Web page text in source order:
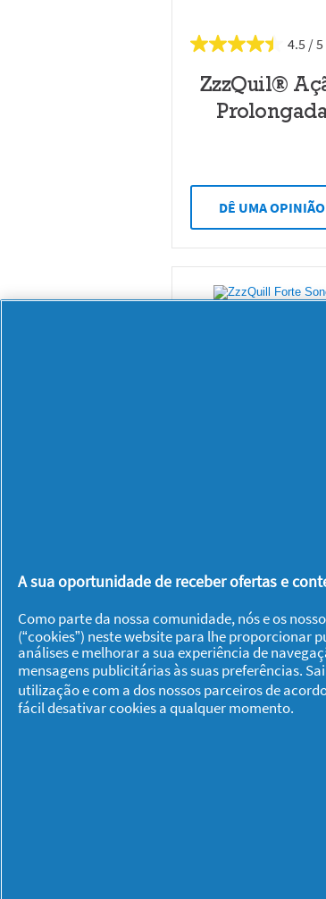
4.5
ZzzQuil®
DÊ UMA OPINIÃO
DÊ UMA OPINIÃO
A sua oportunidade de receber ofertas e
Como parte da nossa comunidade, nós e os
(“cookies”) neste website para lhe proporcionar
análises e melhorar a sua experiência de
mensagens publicitárias às suas preferências.
utilização e com a dos nossos parceiros de
fácil desativar cookies a qualquer momento.